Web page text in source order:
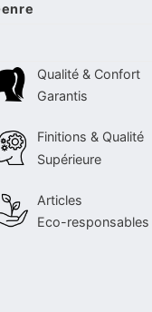
Qualité & Confort
Garantis
Finitions & Qualité
Supérieure
Articles
Eco-responsables